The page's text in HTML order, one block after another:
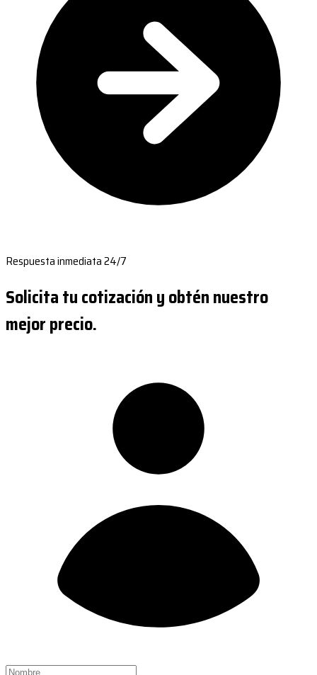
Respuesta inmediata 24/7
Solicita tu cotización y obtén nuestro
mejor precio.